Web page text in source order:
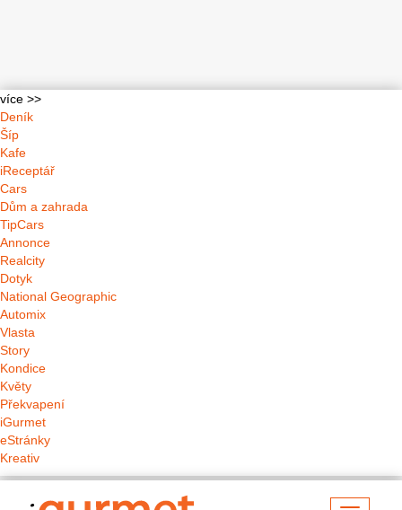
více >>
Deník
Šíp
Kafe
iReceptář
Cars
Dům a zahrada
TipCars
Annonce
Realcity
Dotyk
National Geographic
Automix
Vlasta
Story
Kondice
Květy
Překvapení
iGurmet
eStránky
Kreativ